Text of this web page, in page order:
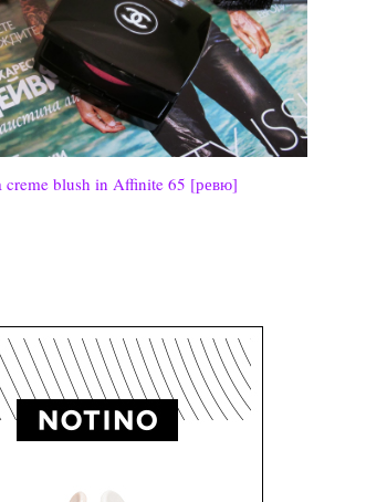
creme blush in Affinite 65 [ревю]